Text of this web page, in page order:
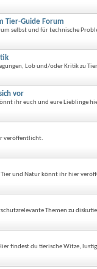
Tier-Guide Forum
selbst und für technische
Lob und/oder Kritik zu
vor
ihr euch und eure Lieblinge
veröffentlicht.
Tier und Natur könnt ihr hier
Themen zu
findest du tierische Witze,